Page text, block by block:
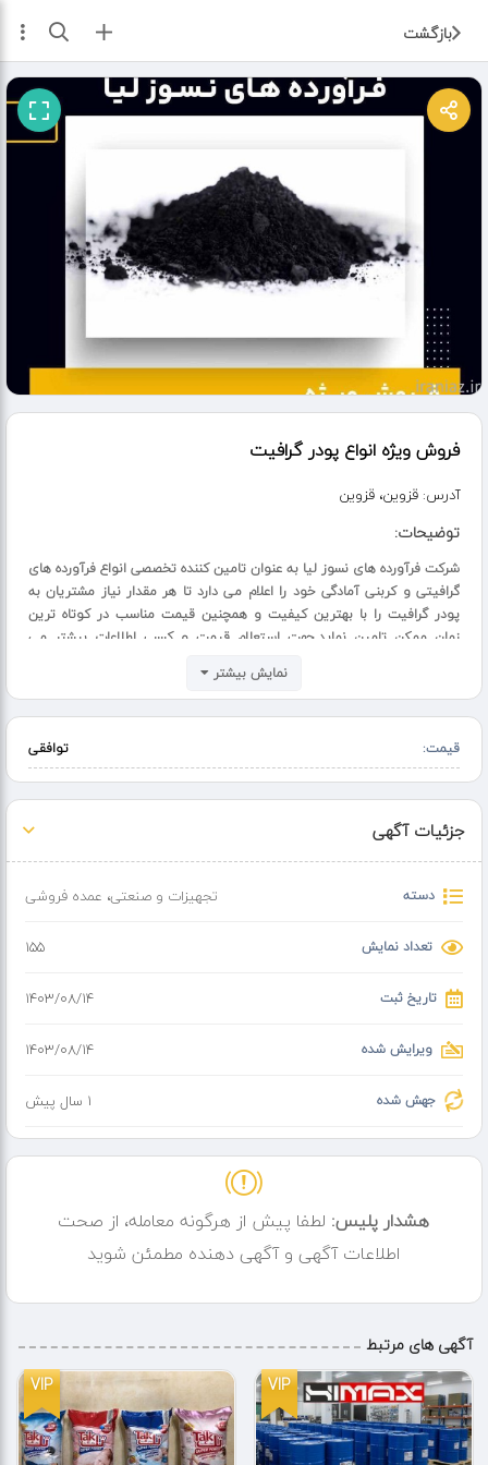
بازگشت ثبت آگهی
فروش ویژه انواع پودر گرافیت
آدرس: قزوین، قزوین
توضیحات:
شرکت فرآورده های نسوز لیا به عنوان تامین کننده تخصصی انواع فرآورده های
گرافیتی و کربنی آمادگی خود را اعلام می دارد تا هر مقدار نیاز مشتریان به
پودر گرافیت را با بهترین کیفیت و همچنین قیمت مناسب در کوتاه ترین
زمان ممکن تامین نماید.جهت استعلام قیمت و کسب اطلاعات بیشتر می
https://liagraphite-co.ir//?p=378
نمایش بیشتر
قیمت: توافقی
جزئیات آگهی
دسته تجهیزات و صنعتی، عمده فروشی
تعداد نمایش 155
تاریخ ثبت ۱۴۰۳/۰۸/۱۴
ویرایش شده ۱۴۰۳/۰۸/۱۴
جهش شده 1 سال پیش
هشدار پلیس: لطفا پیش از هرگونه معامله، از صحت
اطلاعات آگهی و آگهی دهنده مطمئن شوید
آگهی های مرتبط
VIP
VIP